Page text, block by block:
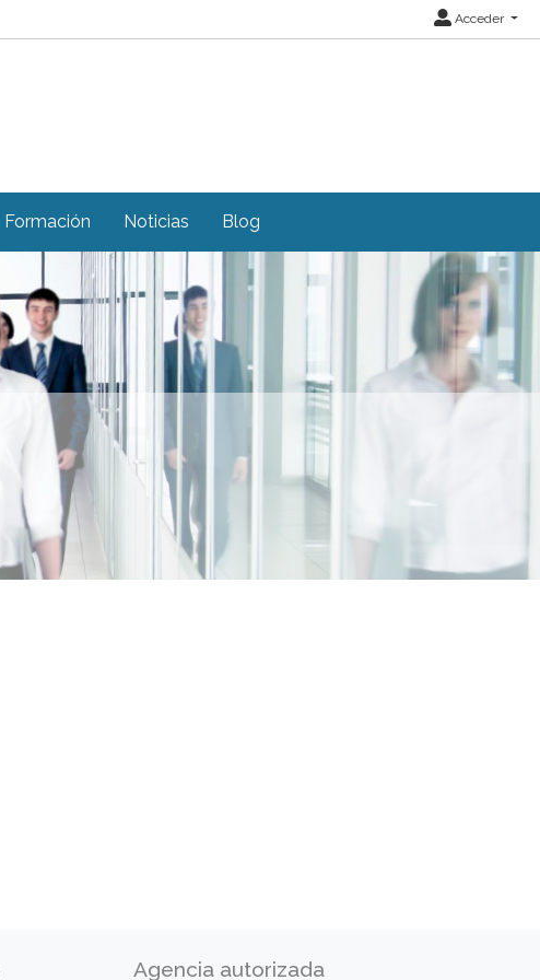
Acceder
Formación Noticias Blog
Agencia autorizada